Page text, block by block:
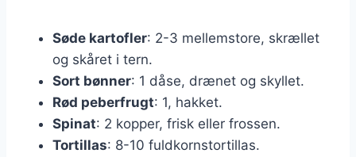
Søde kartofler: 2-3 mellemstore, skrællet
og skåret i tern.
Sort bønner: 1 dåse, drænet og skyllet.
Rød peberfrugt: 1, hakket.
Spinat: 2 kopper, frisk eller frossen.
Tortillas: 8-10 fuldkornstortillas.